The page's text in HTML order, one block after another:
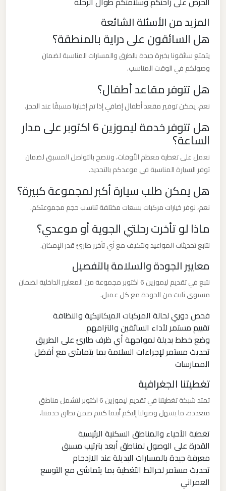
المزيد من الأسئلة الشائعة
هل السائقون على دراية بالمنطقة؟
يتمتع سائقونا بخبرة جيدة بالطرق والمسارات المناسبة لضمان
وصولكم في الوقت المناسب.
هل تتوفر مقاعد أطفال؟
نعم، يمكن توفير مقعد أطفال إضافي إذا تم إخبارنا مسبقًا عند الحجز.
هل تتوفر خدمة ليموزين 6 اكتوبر على مدار
الساعة؟
نعمل على تغطية معظم الأوقات، وننصح بالتواصل المسبق لضمان
توفر السيارة المناسبة في موعدكم بالتحديد.
هل يمكن طلب سيارة أكبر لمجموعة كبيرة؟
نعم، نوفر خيارات مركبات بسعات مختلفة تناسب حجم مجموعتكم.
ماذا لو تأخرت رحلتي الجوية أو موعدي؟
نتابع تحديثات المواعيد ونتكيف مع أي تأخير طارئ قدر الإمكان.
معايير الجودة والسلامة بالتفصيل
نتبع في تقديم ليموزين 6 اكتوبر مجموعة من المعايير الداخلية لضمان
مستوى ثابت من الجودة مع كل عميل.
فحص دوري لحالة المركبات الميكانيكية والنظافة
تقييم مستمر لأداء السائقين والتزامهم
وضع خطط بديلة لمواجهة أي ظرف طارئ على الطريق
تحديث مستمر لإجراءات السلامة بما يتماشى مع أفضل
الممارسات
تغطيتنا الجغرافية
تمتد شبكة تغطيتنا في تقديم ليموزين 6 اكتوبر لتشمل مناطق
متعددة، ما يسهل وصولنا إليكم أينما كنتم ضمن نطاق خدمتنا.
تغطية الأحياء والمناطق السكنية الرئيسية
القدرة على الوصول لمناطق أبعد بترتيب مسبق
معرفة جيدة بالمسارات البديلة عند الازدحام
تحديث مستمر لخرائط التغطية بما يتماشى مع التوسع
العمراني
العالمين
ليموزين
العاصمة
ليموزين
اكتوبر
ليموزين
الجديدة
ليموزين
ليموزين
مرسيدس
بالسائق
ليموزين
مرسيدس
ليموزين
مطروح
ليموزين
مرسي